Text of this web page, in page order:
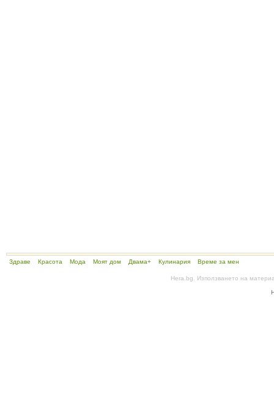
Здраве Красота Мода Моят дом Двама+ Кулинария Време за мен
Hera.bg. Използването на